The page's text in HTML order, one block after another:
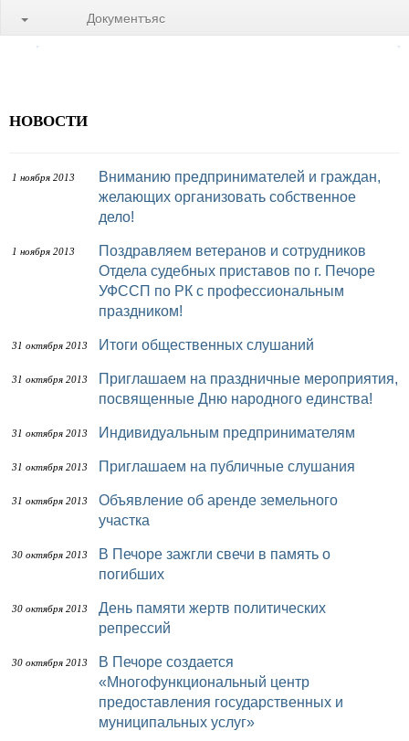
Документъяс
НОВОСТИ
1 ноября 2013
Вниманию предпринимателей и граждан,
желающих организовать собственное
дело!
1 ноября 2013
Поздравляем ветеранов и сотрудников
Отдела судебных приставов по г. Печоре
УФССП по РК с профессиональным
праздником!
31 октября 2013 Итоги общественных слушаний
31 октября 2013
Приглашаем на праздничные мероприятия,
посвященные Дню народного единства!
31 октября 2013 Индивидуальным предпринимателям
31 октября 2013 Приглашаем на публичные слушания
31 октября 2013
Объявление об аренде земельного
участка
30 октября 2013
В Печоре зажгли свечи в память о
погибших
30 октября 2013
День памяти жертв политических
репрессий
30 октября 2013
В Печоре создается
«Многофункциональный центр
предоставления государственных и
муниципальных услуг»